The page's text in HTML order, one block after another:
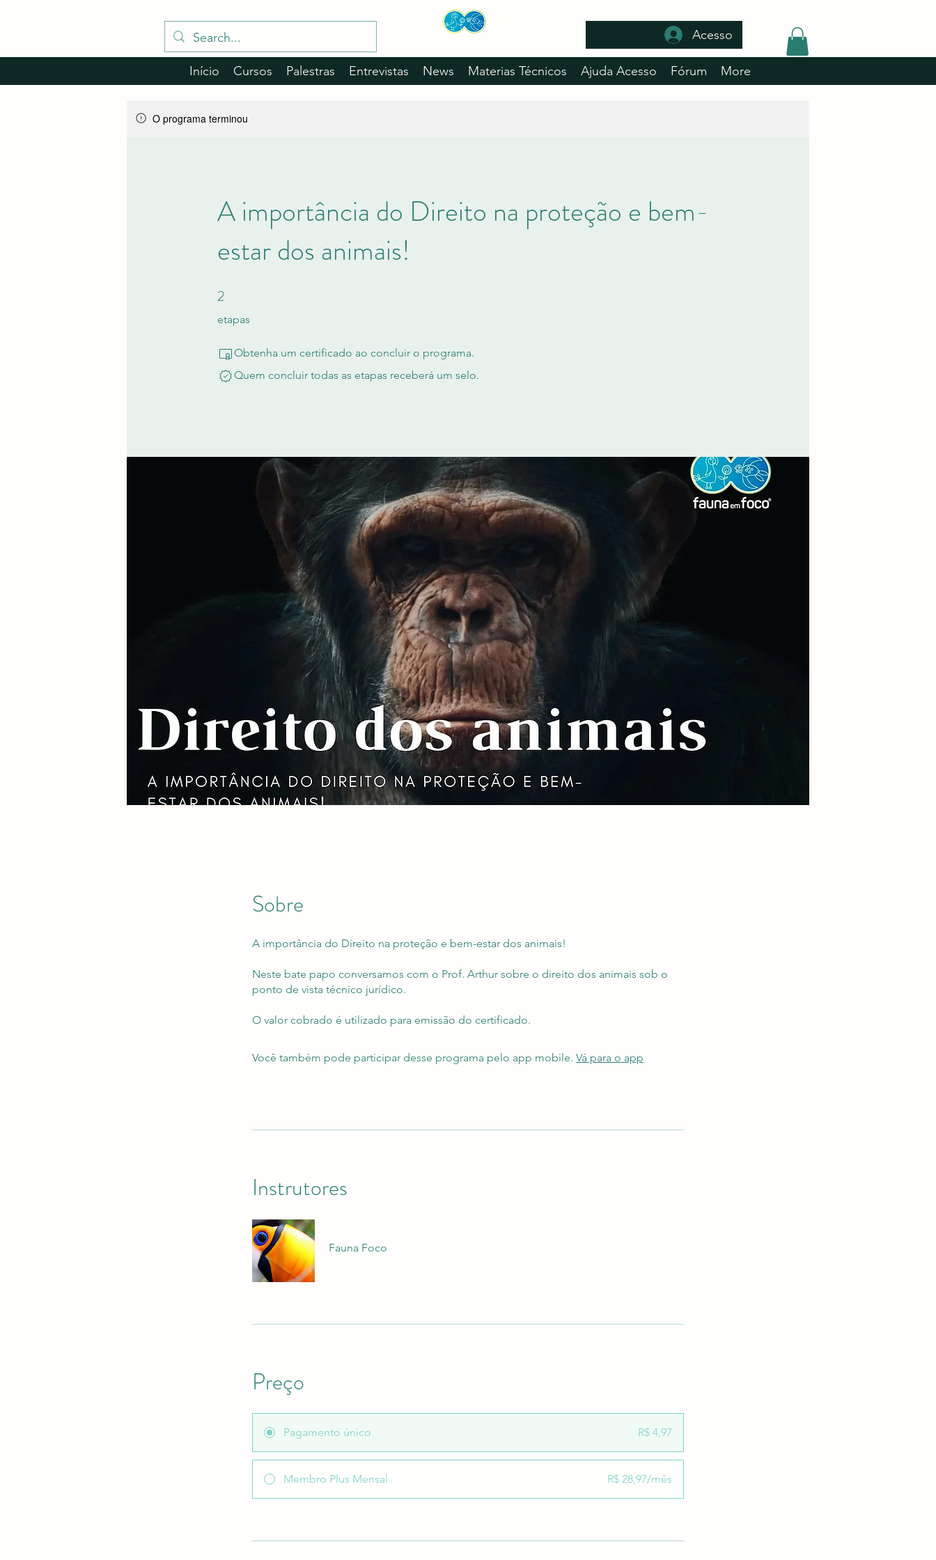
Início Cursos Palestras Entrevistas News Materias Técnicos Ajuda Acesso Fórum More
Acesso
O programa terminou
A importância do Direito na proteção e bem-
estar dos animais!
2
etapas
2 etapas
Obtenha um certificado ao concluir o programa.
Quem concluir todas as etapas receberá um selo.
Sobre
A importância do Direito na proteção e bem-estar dos animais!
Neste bate papo conversamos com o Prof. Arthur sobre o direito dos animais sob o
ponto de vista técnico jurídico.
O valor cobrado é utilizado para emissão do certificado.
Você também pode participar desse programa pelo app mobile. Vá para o app
Instrutores
Fauna Foco
Preço
Pagamento único R$ 4,97
Membro Plus Mensal R$ 28,97/mês